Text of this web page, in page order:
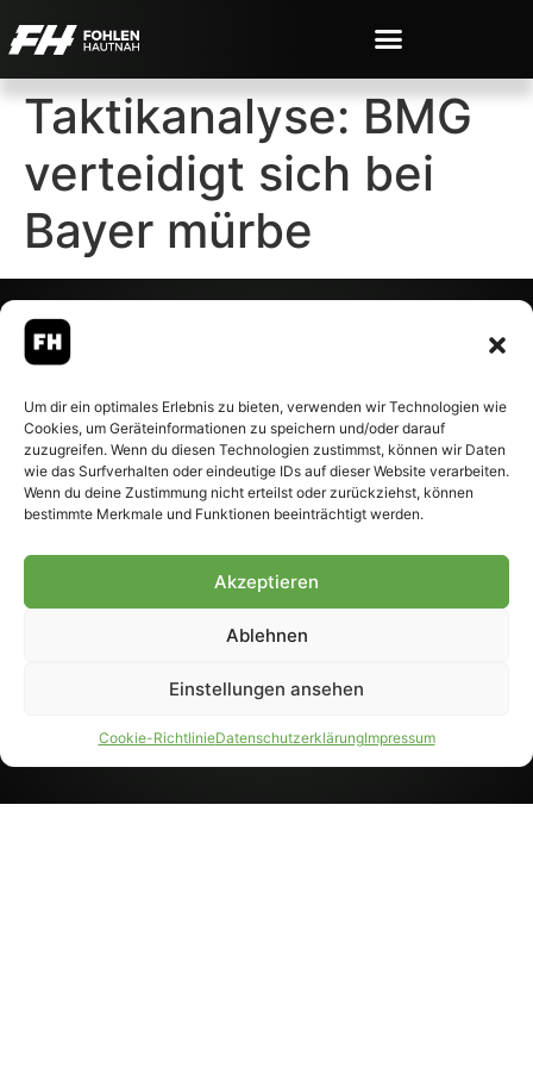
Um dir ein optimales Erlebnis zu bieten, verwenden wir Technologien wie
Cookies, um Geräteinformationen zu speichern und/oder darauf
zuzugreifen. Wenn du diesen Technologien zustimmst, können wir Daten
wie das Surfverhalten oder eindeutige IDs auf dieser Website verarbeiten.
Wenn du deine Zustimmung nicht erteilst oder zurückziehst, können
bestimmte Merkmale und Funktionen beeinträchtigt werden.
Akzeptieren
Ablehnen
Einstellungen ansehen
Cookie-RichtlinieDatenschutzerklärungImpressum
Taktikanalyse: BMG
verteidigt sich bei
Bayer mürbe
– Alle rechte vorbehalten.
Fohlen-Hautnah.de ist ein
offiziell eingetragenes Magazin
bei der Deutschen
Nationalbibliothek (ISSN 1868-
Weiterverarbeitung, auch
Genehmigung.
PARTNER WERDEN
AGB